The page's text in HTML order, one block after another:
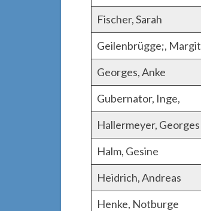
Fischer, Sarah
Geilenbrügge;, Margit
Georges, Anke
Gubernator, Inge,
Hallermeyer, Georges
Halm, Gesine
Heidrich, Andreas
Henke, Notburge